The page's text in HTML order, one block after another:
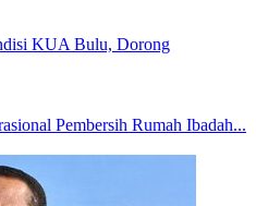
KUA Bulu, Dorong
Pembersih Rumah Ibadah...